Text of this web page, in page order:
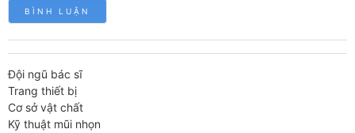
Đội ngũ bác sĩ
Trang thiết bị
Cơ sở vật chất
Kỹ thuật mũi nhọn